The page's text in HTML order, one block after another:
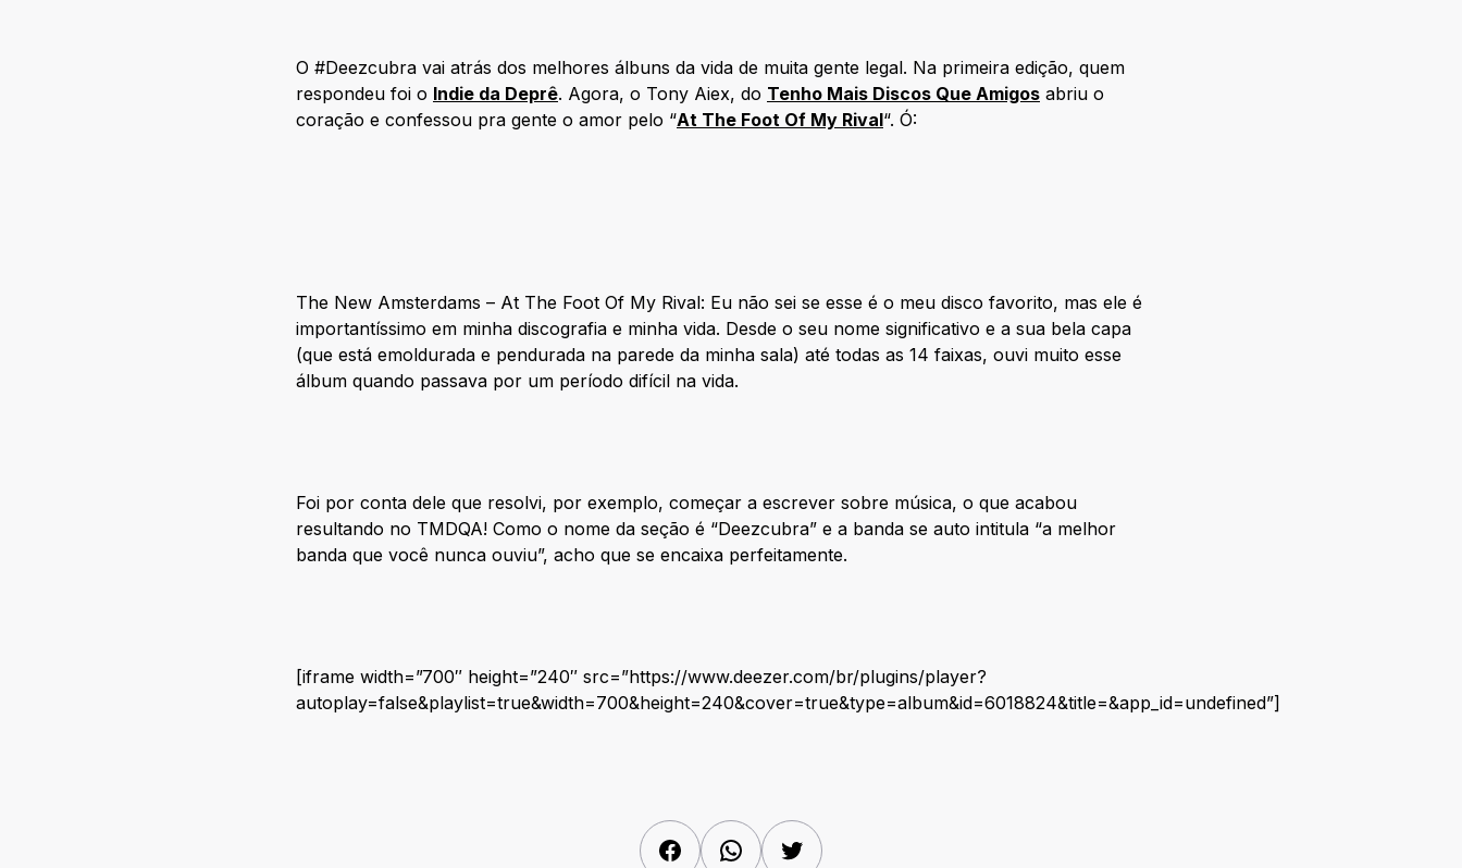
O #Deezcubra vai atrás dos melhores álbuns da vida de muita gente legal. Na primeira edição, quem
respondeu foi o Indie da Deprê. Agora, o Tony Aiex, do Tenho Mais Discos Que Amigos abriu o
coração e confessou pra gente o amor pelo “At The Foot Of My Rival“. Ó:
The New Amsterdams – At The Foot Of My Rival: Eu não sei se esse é o meu disco favorito, mas ele é
importantíssimo em minha discografia e minha vida. Desde o seu nome significativo e a sua bela capa
(que está emoldurada e pendurada na parede da minha sala) até todas as 14 faixas, ouvi muito esse
álbum quando passava por um período difícil na vida.
Foi por conta dele que resolvi, por exemplo, começar a escrever sobre música, o que acabou
resultando no TMDQA! Como o nome da seção é “Deezcubra” e a banda se auto intitula “a melhor
banda que você nunca ouviu”, acho que se encaixa perfeitamente.
[iframe width=”700″ height=”240″ src=”https://www.deezer.com/br/plugins/player?
autoplay=false&playlist=true&width=700&height=240&cover=true&type=album&id=6018824&title=&app_id=undefined”]
FacebookWhatsAppTwitter